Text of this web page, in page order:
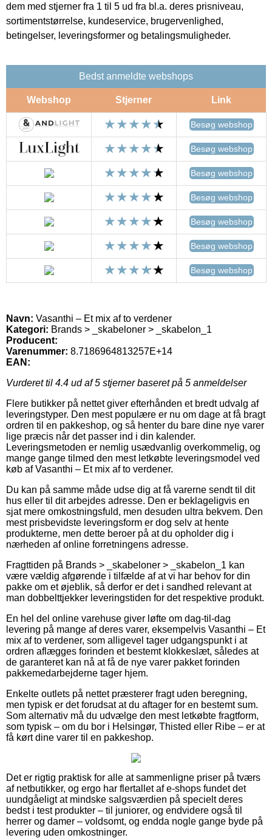
dem med stjerner fra 1 til 5 ud fra bl.a. deres prisniveau,
sortimentstørrelse, kundeservice, brugervenlighed,
betingelser, leveringsformer og betalingsmuligheder.
Bedst anmeldte webshops
Webshop Stjerner Link
Besøg webshop
Besøg webshop
Besøg webshop
Besøg webshop
Besøg webshop
Besøg webshop
Besøg webshop
Navn: Vasanthi – Et mix af to verdener
Kategori: Brands > _skabeloner > _skabelon_1
Producent:
Varenummer: 8.7186964813257E+14
EAN:
Vurderet til 4.4 ud af 5 stjerner baseret på 5 anmeldelser
Flere butikker på nettet giver efterhånden et bredt udvalg af
leveringstyper. Den mest populære er nu om dage at få bragt
ordren til en pakkeshop, og så henter du bare dine nye varer
lige præcis når det passer ind i din kalender.
Leveringsmetoden er nemlig usædvanlig overkommelig, og
mange gange tilmed den mest letkøbte leveringsmodel ved
køb af Vasanthi – Et mix af to verdener.
Du kan på samme måde udse dig at få varerne sendt til dit
hus eller til dit arbejdes adresse. Den er beklageligvis en
sjat mere omkostningsfuld, men desuden ultra bekvem. Den
mest prisbevidste leveringsform er dog selv at hente
produkterne, men dette beroer på at du opholder dig i
nærheden af online forretningens adresse.
Fragttiden på Brands > _skabeloner > _skabelon_1 kan
være vældig afgørende i tilfælde af at vi har behov for din
pakke om et øjeblik, så derfor er det i sandhed relevant at
man dobbelttjekker leveringstiden for det respektive produkt.
En hel del online varehuse giver løfte om dag-til-dag
levering på mange af deres varer, eksempelvis Vasanthi – Et
mix af to verdener, som alligevel tager udgangspunkt i at
ordren aflægges forinden et bestemt klokkeslæt, således at
de garanteret kan nå at få de nye varer pakket forinden
pakkemedarbejderne tager hjem.
Enkelte outlets på nettet præsterer fragt uden beregning,
men typisk er det forudsat at du aftager for en bestemt sum.
Som alternativ må du udvælge den mest letkøbte fragtform,
som typisk – om du bor i Helsingør, Thisted eller Ribe – er at
få kørt dine varer til en pakkeshop.
Det er rigtig praktisk for alle at sammenligne priser på tværs
af netbutikker, og ergo har flertallet af e-shops fundet det
uundgåeligt at mindske salgsværdien på specielt deres
bedst i test produkter – til juniorer, og endvidere også til
herrer og damer – voldsomt, og endda nogle gange byde på
levering uden omkostninger.